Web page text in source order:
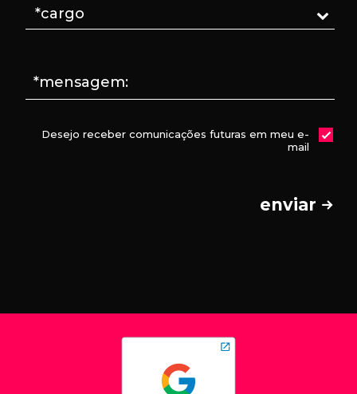
*mensagem:
Desejo receber comunicações futuras em meu e-
mail
enviar